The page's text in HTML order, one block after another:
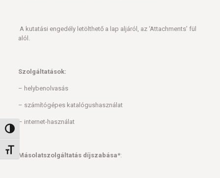
Nagy kontraszt váltása
Betűméret váltása
A kutatási engedély letölthető a lap aljáról, az ‘Attachments’ fül
alól.
Szolgáltatások:
– helybenolvasás
– számítógépes katalógushasználat
– internet-használat
Másolatszolgáltatás díjszabása*: